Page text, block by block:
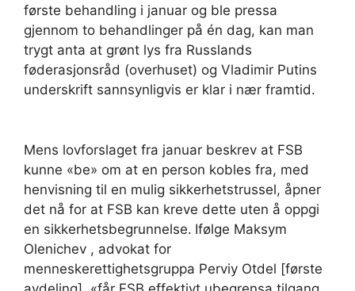
første behandling i januar og ble pressa
gjennom to behandlinger på én dag, kan man
trygt anta at grønt lys fra Russlands
føderasjonsråd (overhuset) og Vladimir Putins
underskrift sannsynligvis er klar i nær framtid.
Mens lovforslaget fra januar beskrev at FSB
kunne «be» om at en person kobles fra, med
henvisning til en mulig sikkerhetstrussel, åpner
det nå for at FSB kan kreve dette uten å oppgi
en sikkerhetsbegrunnelse. Ifølge Maksym
Olenichev , advokat for
menneskerettighetsgruppa Perviy Otdel [første